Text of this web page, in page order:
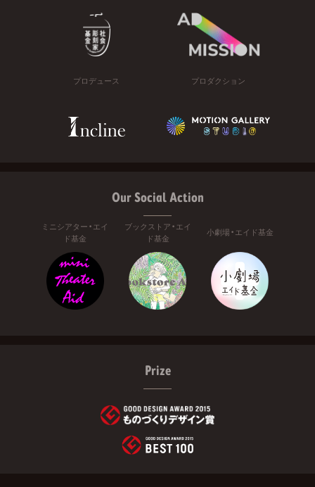
プロデュース プロダクション
Our Social Action
ミニシアター・エイ
ド基金
ブックストア・エイ
ド基金
小劇場・エイド基金
Prize